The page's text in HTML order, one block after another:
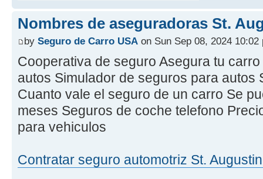
Nombres de aseguradoras St.
by Seguro de Carro USA on Sun Sep 08, 2024 10:02
Cooperativa de seguro Asegura tu
autos Simulador de seguros para autos
Cuanto vale el seguro de un carro Se
meses Seguros de coche telefono
para vehiculos
Contratar seguro automotriz St.